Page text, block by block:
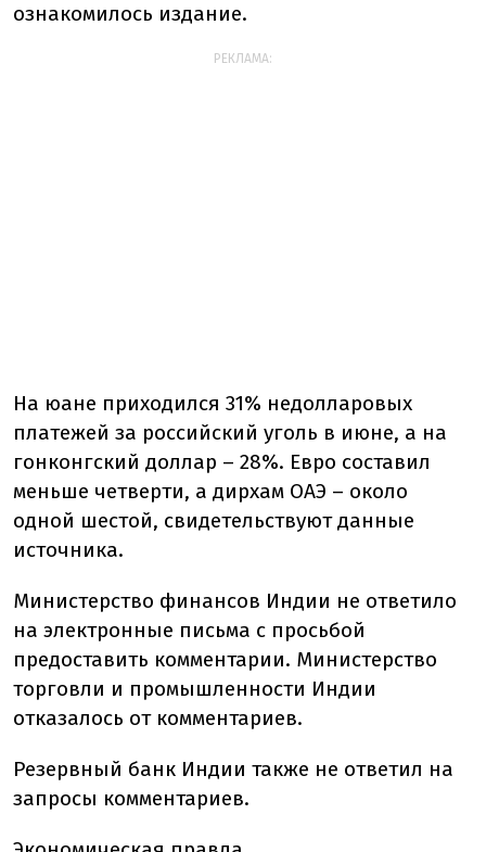
ознакомилось издание.
РЕКЛАМА:
На юане приходился 31% недолларовых
платежей за российский уголь в июне, а на
гонконгский доллар – 28%. Евро составил
меньше четверти, а дирхам ОАЭ – около
одной шестой, свидетельствуют данные
источника.
Министерство финансов Индии не ответило
на электронные письма с просьбой
предоставить комментарии. Министерство
торговли и промышленности Индии
отказалось от комментариев.
Резервный банк Индии также не ответил на
запросы комментариев.